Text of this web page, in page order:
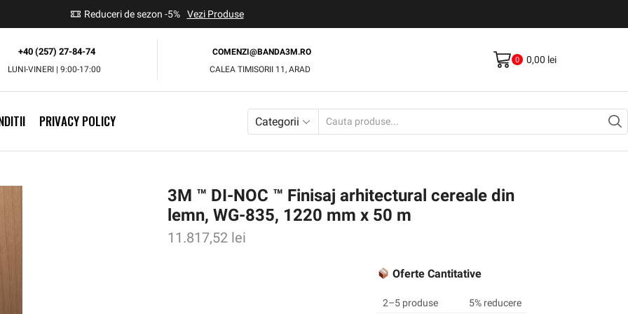
Reduceri de sezon -5% Vezi Produse
+40 (257) 27-84-74
LUNI-VINERI | 9:00-17:00
COMENZI@BANDA3M.RO
CALEA TIMISORII 11, ARAD
0 0,00 lei
PRIVACY POLICY Categorii
3M ™ DI-NOC ™ Finisaj arhitectural cereale din
lemn, WG-835, 1220 mm x 50 m
11.817,52 lei
Oferte Cantitative
2–5 produse
5% reducere